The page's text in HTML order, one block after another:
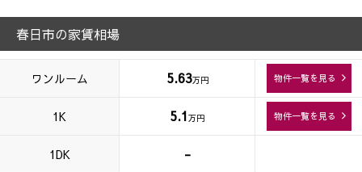
春日市の家賃相場
ワンルーム 5.63万円 物件一覧を見る
1K 5.1万円 物件一覧を見る
1DK -